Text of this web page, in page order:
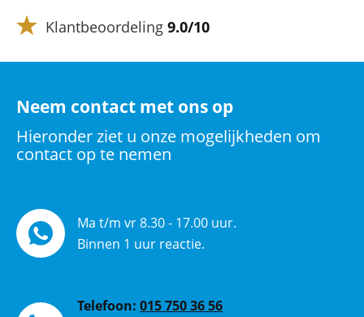
Klantbeoordeling 9.0/10
Neem contact met ons op
Hieronder ziet u onze mogelijkheden om
contact op te nemen
Ma t/m vr 8.30 - 17.00 uur.
Binnen 1 uur reactie.
Telefoon: 015 750 36 56